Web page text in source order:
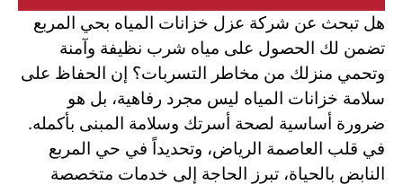
هل تبحث عن شركة عزل خزانات المياه بحي المربع
تضمن لك الحصول على مياه شرب نظيفة وآمنة
وتحمي منزلك من مخاطر التسربات؟ إن الحفاظ على
سلامة خزانات المياه ليس مجرد رفاهية، بل هو
ضرورة أساسية لصحة أسرتك وسلامة المبنى بأكمله.
في قلب العاصمة الرياض، وتحديداً في حي المربع
النابض بالحياة، تبرز الحاجة إلى خدمات متخصصة